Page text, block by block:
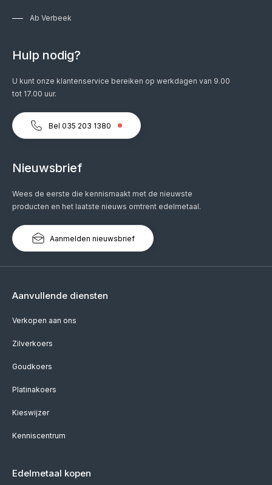
Ab Verbeek
Hulp nodig?
U kunt onze klantenservice bereiken op werkdagen van 9.00
tot 17.00 uur.
Bel 035 203 1380
Nieuwsbrief
Wees de eerste die kennismaakt met de nieuwste
producten en het laatste nieuws omtrent edelmetaal.
Aanmelden nieuwsbrief
Aanvullende diensten
Verkopen aan ons
Zilverkoers
Goudkoers
Platinakoers
Kieswijzer
Kenniscentrum
Edelmetaal kopen